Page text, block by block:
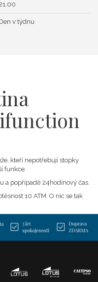
v týdnu
kteří nepotřebují stopky
funkce.
a popřípadě 24hodinový čas.
10 ATM. O nic se tak